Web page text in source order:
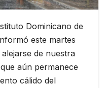
Dominicano de
este martes
de nuestra
aún permanece
cálido del